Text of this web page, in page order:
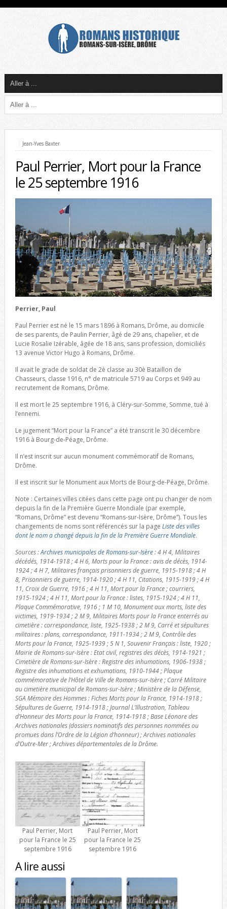
Jean-Yves Baxter
Paul Perrier, Mort pour la France
le 25 septembre 1916
Perrier, Paul
Paul Perrier est né le 15 mars 1896 à Romans, Drôme, au domicile
de ses parents, de Paulin Perrier, âgé de 29 ans, chapelier, et de
Lucie Rosalie Izérable, âgée de 18 ans, sans profession, domiciliés
13 avenue Victor Hugo à Romans, Drôme.
Il avait le grade de soldat de 2è classe au 30è Bataillon de
Chasseurs, classe 1916, n° de matricule 5719 au Corps et 949 au
recrutement de Romans, Drôme.
Il est mort le 25 septembre 1916, à Cléry-sur-Somme, Somme, tué à
l’ennemi.
Le jugement “Mort pour la France” a été transcrit le 30 décembre
1916 à Bourg-de-Péage, Drôme.
Il n’est inscrit sur aucun monument commémoratif de Romans,
Drôme.
Il est inscrit sur le Monument aux Morts de Bourg-de-Péage, Drôme.
Note : Certaines villes citées dans cette page ont pu changer de nom
depuis la fin de la Première Guerre Mondiale (par exemple,
“Romans, Drôme” est devenu “Romans-sur-Isère, Drôme”). Tous les
changements de noms sont référencés sur la page Liste des villes
dont le nom a changé depuis la fin de la Première Guerre Mondiale.
Sources :Archives municipales de Romans-sur-Isère: 4 H 4, Militaires
décédés, 1914-1918 ; 4 H 6, Morts pour la France : avis de décès, 1914-
1924 ; 4 H 7, Militaires français prisonniers de guerre, 1915-1918 ; 4 H
8, Prisonniers de guerre, 1914-1920 ; 4 H 11, Citations, 1915-1919 ; 4 H
11, Croix de Guerre, 1916 ; 4 H 11, Mort pour la France ; courriers,
1915-1924 ; 4 H 11, Mort pour la France : listes, 1915-1924 ; 4 H 11,
Plaque Commémorative, 1916 ; 1 M 10, Monument aux morts, liste des
victimes, 1919-1934 ; 2 M 9, Militaires Morts pour la France enterrés au
cimetière : correspondance, liste, 1925-1938 ; 2 M 9, Carré et sépultures
militaires : plans, correspondance, 1911-1934 ; 2 M 9, Contrôle des
Morts pour la France, 1925-1939 ; 5 N 1, Souvenir Français : liste, 1920 ;
Mairie de Romans-sur-Isère : Etat civil, registres des décès, 1914-1921 ;
Cimetière de Romans-sur-Isère : Registre des inhumations, 1906-1938 ;
Registre des inhumations et exhumations, 1910-1944 ; Plaque
commémorative de l’Hôtel de Ville de Romans-sur-Isère ; Carré Militaire
au cimetière municipal de Romans-sur-Isère ; Ministère de la Défense,
SGA Mémoire des Hommes : Fiches Morts pour la France, 1914-1918 ;
Sépultures de Guerre, 1914-1918 ; Journal L’Illustration, Tableau
d’Honneur des Morts pour la France, 1914-1918 ; Base Léonore des
Archives nationales (dossiers nominatifs des personnes nommées ou
promues dans l’Ordre de la Légion d’honneur) ; Archives nationales
d’Outre-Mer ; Archives départementales de la Drôme.
Paul Perrier, Mort
pour la France le 25
septembre 1916
Paul Perrier, Mort
pour la France le 25
septembre 1916
A lire aussi